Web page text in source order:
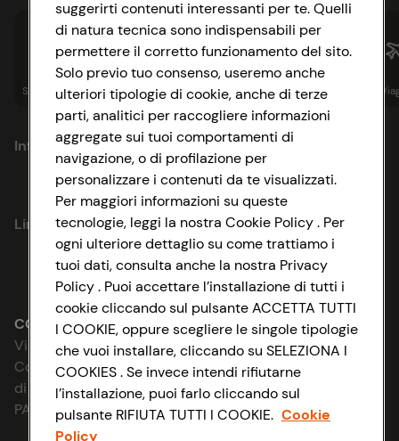
Spesa online Assicurazioni Sapori& Istituzionale
Informazioni
Privacy Policy
Cookie Policy
Impostazioni Cookie
Accessibilità
D&I e Parità di Genere
Strategia Fiscale
Link utili
Lavora con noi
Le cooperative
News & Approfondimenti
Richiami prodotto
CONAD SOCIETÀ COOPERATIVA
Via Michelino, 59 | 40127 BOLOGNA
Codice Fiscale e Registro Imprese
di Bologna 00865960157
PARTITA IVA 03320960374
suggerirti contenuti interessanti per te. Quelli
di natura tecnica sono indispensabili per
permettere il corretto funzionamento del sito.
Solo previo tuo consenso, useremo anche
ulteriori tipologie di cookie, anche di terze
parti, analitici per raccogliere informazioni
aggregate sui tuoi comportamenti di
navigazione, o di profilazione per
personalizzare i contenuti da te visualizzati.
Per maggiori informazioni su queste
tecnologie, leggi la nostra Cookie Policy . Per
ogni ulteriore dettaglio su come trattiamo i
tuoi dati, consulta anche la nostra Privacy
Policy . Puoi accettare l’installazione di tutti i
cookie cliccando sul pulsante ACCETTA TUTTI
I COOKIE, oppure scegliere le singole tipologie
che vuoi installare, cliccando su SELEZIONA I
COOKIES . Se invece intendi rifiutarne
l’installazione, puoi farlo cliccando sul
pulsante RIFIUTA TUTTI I COOKIE. Cookie
Policy